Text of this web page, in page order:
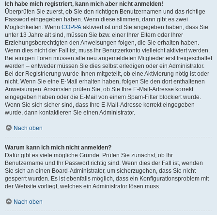
Ich habe mich registriert, kann mich aber nicht anmelden!
Überprüfen Sie zuerst, ob Sie den richtigen Benutzernamen und das richtige
Passwort eingegeben haben. Wenn diese stimmen, dann gibt es zwei
Möglichkeiten. Wenn COPPA aktiviert ist und Sie angegeben haben, dass Sie
unter 13 Jahre alt sind, müssen Sie bzw. einer Ihrer Eltern oder Ihrer
Erziehungsberechtigten den Anweisungen folgen, die Sie erhalten haben.
Wenn dies nicht der Fall ist, muss Ihr Benutzerkonto vielleicht aktiviert werden.
Bei einigen Foren müssen alle neu angemeldeten Mitglieder erst freigeschaltet
werden – entweder müssen Sie dies selbst erledigen oder ein Administrator.
Bei der Registrierung wurde Ihnen mitgeteilt, ob eine Aktivierung nötig ist oder
nicht. Wenn Sie eine E-Mail erhalten haben, folgen Sie den dort enthaltenen
Anweisungen. Ansonsten prüfen Sie, ob Sie Ihre E-Mail-Adresse korrekt
eingegeben haben oder die E-Mail von einem Spam-Filter blockiert wurde.
Wenn Sie sich sicher sind, dass Ihre E-Mail-Adresse korrekt eingegeben
wurde, dann kontaktieren Sie einen Administrator.
Nach oben
Warum kann ich mich nicht anmelden?
Dafür gibt es viele mögliche Gründe. Prüfen Sie zunächst, ob Ihr
Benutzername und Ihr Passwort richtig sind. Wenn dies der Fall ist, wenden
Sie sich an einen Board-Administrator, um sicherzugehen, dass Sie nicht
gesperrt wurden. Es ist ebenfalls möglich, dass ein Konfigurationsproblem mit
der Website vorliegt, welches ein Administrator lösen muss.
Nach oben